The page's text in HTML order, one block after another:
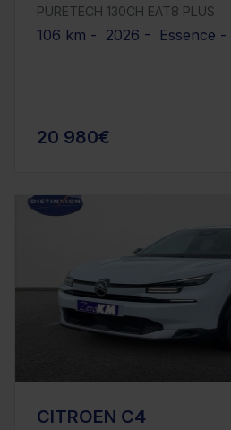
PURETECH 130CH EAT8 PLUS
106 km - 2026 - Essence
20 980€
CITROEN C4